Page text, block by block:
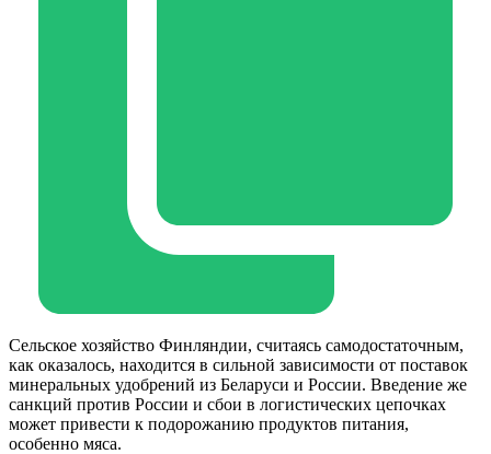
Сельское хозяйство Финляндии, считаясь самодостаточным,
как оказалось, находится в сильной зависимости от поставок
минеральных удобрений из Беларуси и России. Введение же
санкций против России и сбои в логистических цепочках
может привести к подорожанию продуктов питания,
особенно мяса.